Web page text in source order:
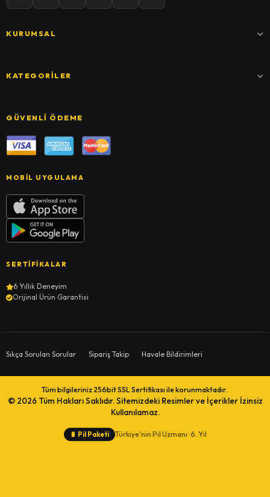
KURUMSAL
KATEGORILER
GÜVENLI ÖDEME
MOBIL UYGULAMA
SERTIFIKALAR
6 Yıllık Deneyim
Orijinal Ürün Garantisi
Sıkça Sorulan Sorular Sipariş Takip Havale Bildirimleri
Tüm bilgileriniz 256bit SSL Sertifikası ile korunmaktadır.
© 2026 Tüm Hakları Saklıdır. Sitemizdeki Resimler ve İçerikler İzinsiz
Kullanılamaz.
🔋 Pil Paketi Türkiye'nin Pil Uzmanı · 6. Yıl